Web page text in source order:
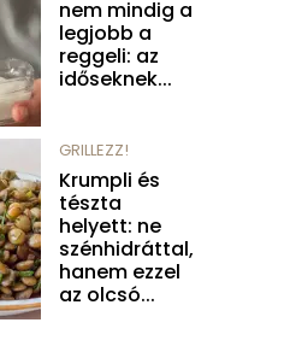
nem mindig a
legjobb a
reggeli: az
időseknek...
GRILLEZZ!
Krumpli és
tészta
helyett: ne
szénhidráttal,
hanem ezzel
az olcsó...